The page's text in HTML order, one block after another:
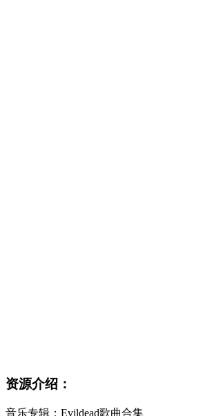
资源介绍：
音乐专辑：Evildead歌曲合集